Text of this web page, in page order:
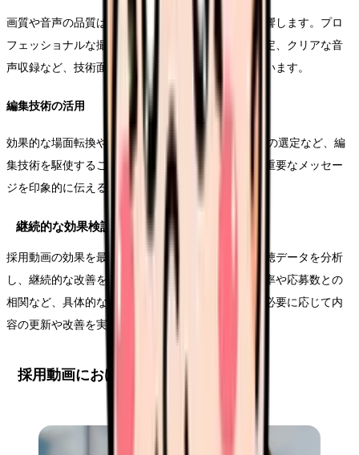
画質や音声の品質は、視聴者の第一印象に大きく影響します。プロ
フェッショナルな撮影機材の使用や、適切な照明設定、クリアな音
声収録など、技術面での品質確保に十分な注意を払います。
編集技術の活用
効果的な場面転換や、適切なテロップの挿入、BGMの選定など、編
集技術を駆使することで、視聴者の興味を維持し、重要なメッセー
ジを印象的に伝えることができます。
継続的な効果検証と改善
採用動画の効果を最大化するためには、公開後の視聴データを分析
し、継続的な改善を行うことが重要です。視聴完了率や応募数との
相関など、具体的な指標に基づいて効果を検証し、必要に応じて内
容の更新や改善を実施します。
採用動画における成功要因の本質